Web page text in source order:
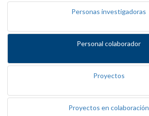
Personas investigadoras
Personal colaborador
Proyectos
Proyectos en colaboración